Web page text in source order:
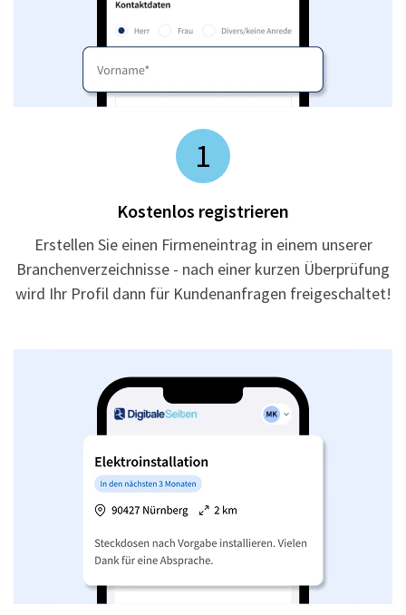
1
Kostenlos registrieren
Erstellen Sie einen Firmeneintrag in einem unserer
Branchenverzeichnisse - nach einer kurzen Überprüfung
wird Ihr Profil dann für Kundenanfragen freigeschaltet!